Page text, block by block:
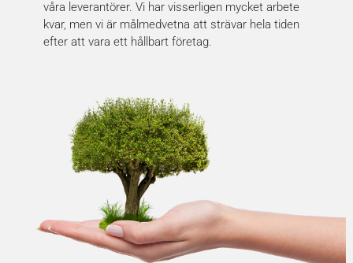
våra leverantörer. Vi har visserligen mycket arbete
kvar, men vi är målmedvetna att strävar hela tiden
efter att vara ett hållbart företag.